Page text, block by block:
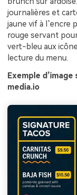
journalières et
jaune vif à
rouge servant
vert-bleu aux
lecture du menu.
Exemple
media.io